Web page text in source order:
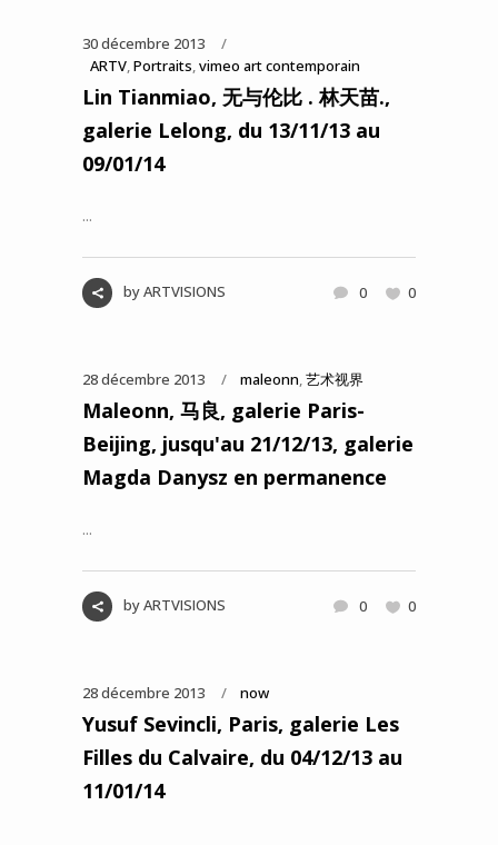
30 décembre 2013
ARTV,Portraits,vimeo art contemporain
Lin Tianmiao, 无与伦比 . 林天苗.,
galerie Lelong, du 13/11/13 au
09/01/14
...
byARTVISIONS 0 0
28 décembre 2013 maleonn,艺术视界
Maleonn, 马良, galerie Paris-
Beijing, jusqu'au 21/12/13, galerie
Magda Danysz en permanence
...
byARTVISIONS 0 0
28 décembre 2013 now
Yusuf Sevincli, Paris, galerie Les
Filles du Calvaire, du 04/12/13 au
11/01/14